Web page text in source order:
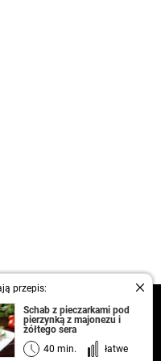
przepis:
Schab z pieczarkami pod
pierzynką z majonezu i
żółtego sera
40 min.
łatwe